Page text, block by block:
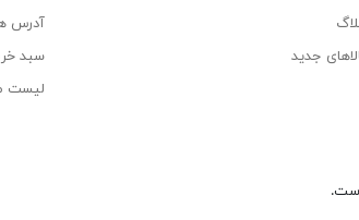
جدید
آدرس
سبد
لیست